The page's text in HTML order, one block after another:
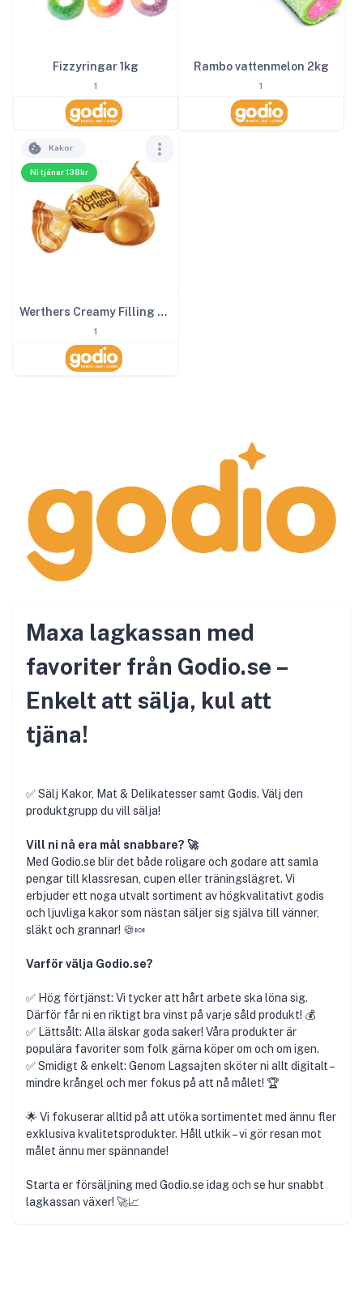
Fizzyringar 1kg
1
Rambo vattenmelon 2kg
1
Ni tjänar 138kr
Kakor
Werthers Creamy Filling 3kg
1
Maxa lagkassan med
favoriter från Godio.se –
Enkelt att sälja, kul att
tjäna!
✅ Sälj Kakor, Mat & Delikatesser samt Godis. Välj den
produktgrupp du vill sälja!
Vill ni nå era mål snabbare? 🚀
Med Godio.se blir det både roligare och godare att samla
pengar till klassresan, cupen eller träningslägret. Vi
erbjuder ett noga utvalt sortiment av högkvalitativt godis
och ljuvliga kakor som nästan säljer sig själva till vänner,
släkt och grannar! 🍪🍬
Varför välja Godio.se?
✅ Hög förtjänst: Vi tycker att hårt arbete ska löna sig.
Därför får ni en riktigt bra vinst på varje såld produkt! 💰
✅ Lättsålt: Alla älskar goda saker! Våra produkter är
populära favoriter som folk gärna köper om och om igen.
✅ Smidigt & enkelt: Genom Lagsajten sköter ni allt digitalt –
mindre krångel och mer fokus på att nå målet! 🏆
🌟 Vi fokuserar alltid på att utöka sortimentet med ännu fler
exklusiva kvalitetsprodukter. Håll utkik – vi gör resan mot
målet ännu mer spännande!
Starta er försäljning med Godio.se idag och se hur snabbt
lagkassan växer! 🚀📈